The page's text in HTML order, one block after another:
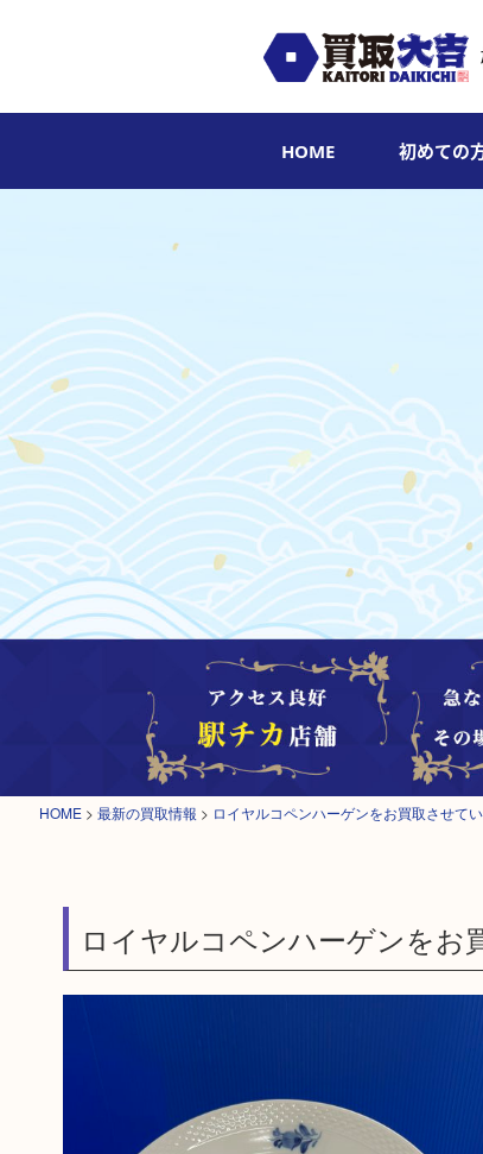
HOME 初めての
HOME > 最新の買取情報 > ロイヤルコペンハーゲンをお買取させて
ロイヤルコペンハーゲンをお